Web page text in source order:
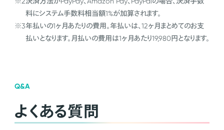
料にシステム手数料相当額1%が加算されます。
※3年払いの1ヶ月あたりの費用。年払いは、12ヶ月まとめてのお支
払いとなります。月払いの費用は1ヶ月あたり19,980円となります。
Q&A
よくある質問